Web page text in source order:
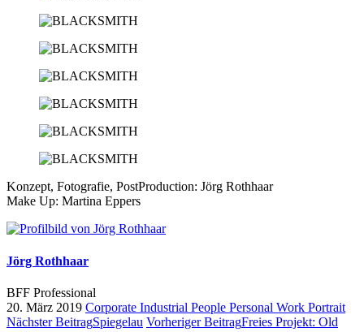
Konzept, Fotografie, PostProduction: Jörg Rothhaar
Make Up: Martina Eppers
Jörg Rothhaar
BFF Professional
20. März 2019 Corporate Industrial People Personal Work Portrait
Nächster BeitragSpiegelau Vorheriger BeitragFreies Projekt: Old